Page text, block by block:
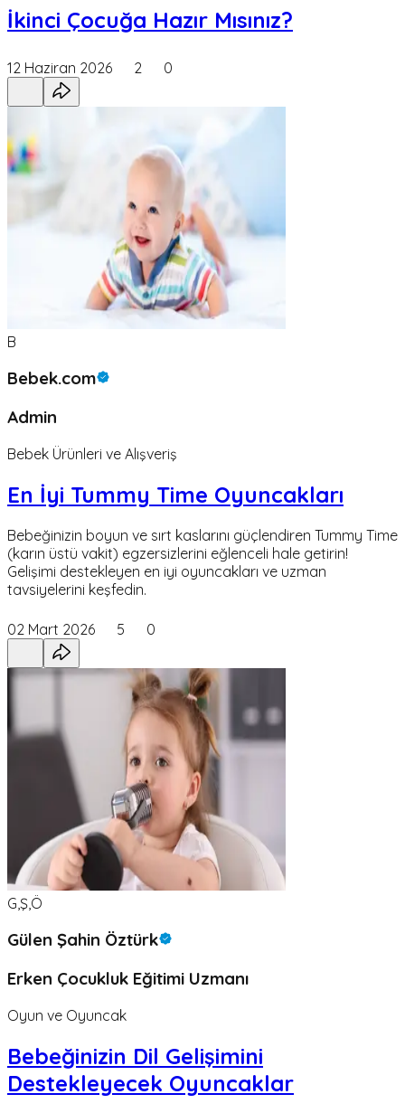
İkinci Çocuğa Hazır Mısınız?
12 Haziran 2026 2 0
B
Bebek.com
Admin
Bebek Ürünleri ve Alışveriş
En İyi Tummy Time Oyuncakları
Bebeğinizin boyun ve sırt kaslarını güçlendiren Tummy Time
(karın üstü vakit) egzersizlerini eğlenceli hale getirin!
Gelişimi destekleyen en iyi oyuncakları ve uzman
tavsiyelerini keşfedin.
02 Mart 2026 5 0
G,Ş,Ö
Gülen Şahin Öztürk
Erken Çocukluk Eğitimi Uzmanı
Oyun ve Oyuncak
Bebeğinizin Dil Gelişimini
Destekleyecek Oyuncaklar